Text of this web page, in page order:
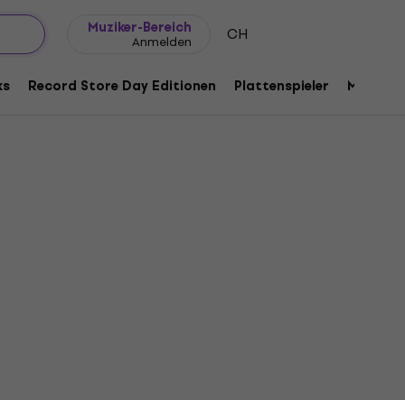
Muziker-Bereich
Anmelden CH
Record Store Day Editionen Plattenspieler Musik